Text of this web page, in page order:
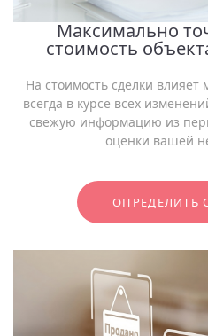
Максимально
стоимость
На стоимость сделки
всегда в курсе всех
свежую информацию из
оценки вашей
ОПРЕДЕЛИТЬ